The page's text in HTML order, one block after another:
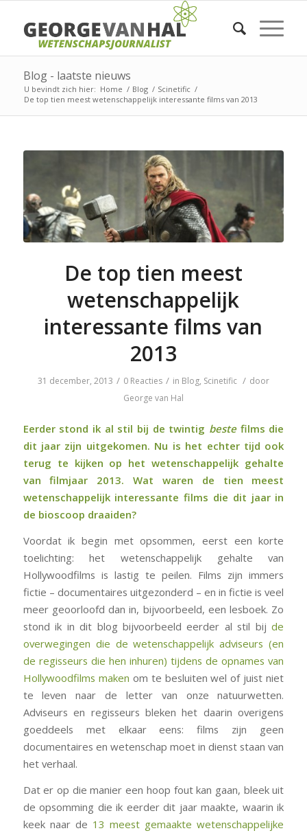
Blog - laatste nieuws
U bevindt zich hier: Home / Blog / Scinetific /
De top tien meest wetenschappelijk interessante films van 2013
De top tien meest
wetenschappelijk
interessante films van
2013
31 december, 2013 / 0 Reacties / in Blog, Scinetific / door
George van Hal
Eerder stond ik al stil bij de twintig beste films die
dit jaar zijn uitgekomen. Nu is het echter tijd ook
terug te kijken op het wetenschappelijk gehalte
van filmjaar 2013. Wat waren de tien meest
wetenschappelijk interessante films die dit jaar in
de bioscoop draaiden?
Voordat ik begin met opsommen, eerst een korte
toelichting: het wetenschappelijk gehalte van
Hollywoodfilms is lastig te peilen. Films zijn immers
fictie – documentaires uitgezonderd – en in fictie is veel
meer geoorloofd dan in, bijvoorbeeld, een lesboek. Zo
stond ik in dit blog bijvoorbeeld eerder al stil bijde
overwegingen die de wetenschappelijk adviseurs (en
de regisseurs die hen inhuren) tijdens de opnames van
Hollywoodfilms maken om te besluiten wel of juist niet
te leven naar de letter van onze natuurwetten.
Adviseurs en regisseurs bleken het daarin overigens
goeddeels met elkaar eens: films zijn geen
documentaires en wetenschap moet in dienst staan van
het verhaal.
Dat er op die manier een hoop fout kan gaan, bleek uit
de opsomming die ik eerder dit jaar maakte, waarin ik
keek naar de 13 meest gemaakte wetenschappelijke